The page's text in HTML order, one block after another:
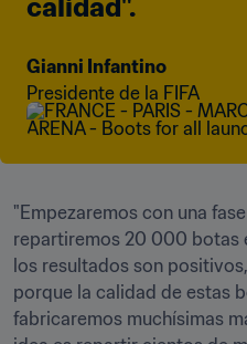
calidad".
Gianni Infantino
Presidente de la FIFA
"Empezaremos con una
repartiremos 20 000 botas
los resultados son
porque la calidad de estas
fabricaremos muchísimas